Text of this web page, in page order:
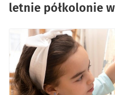
letnie półkolonie